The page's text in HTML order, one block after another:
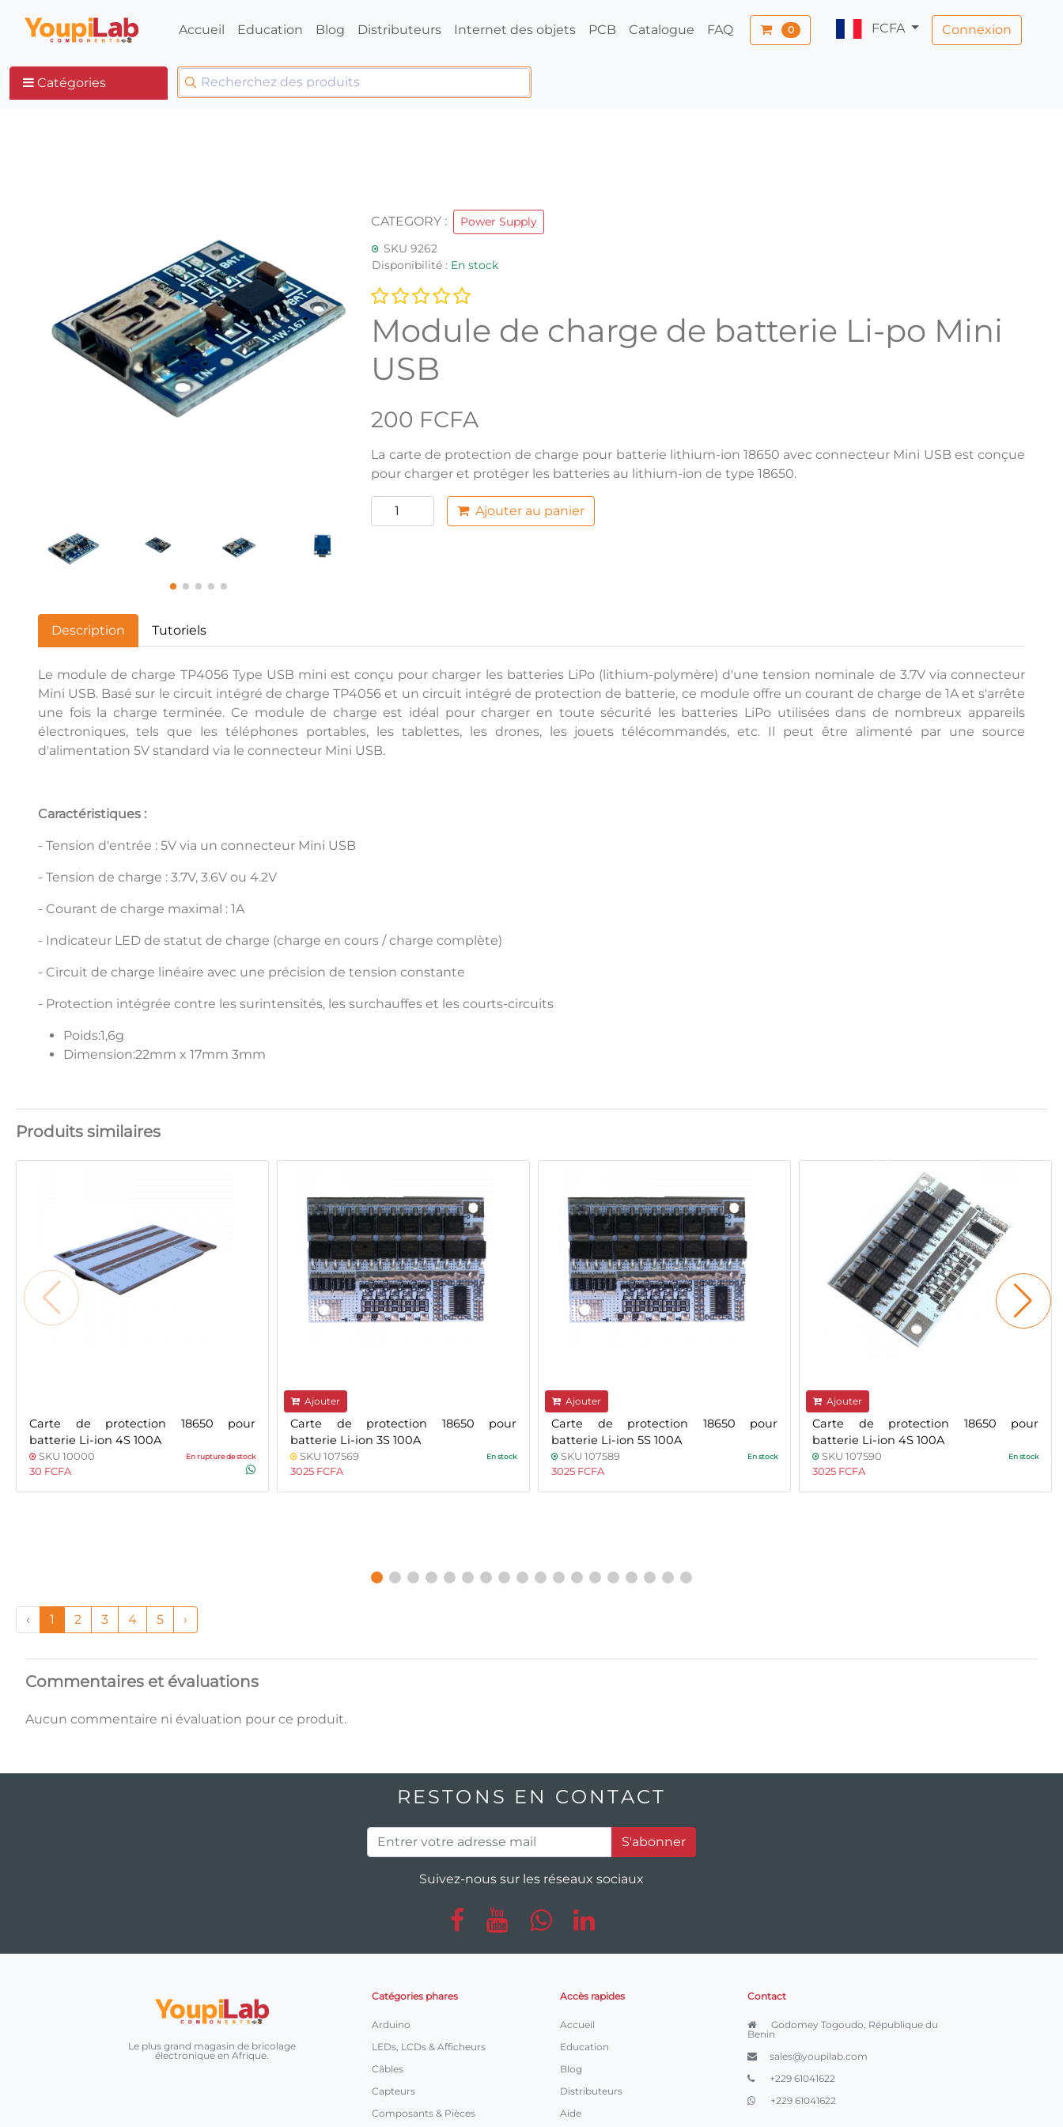
Accueil Education Blog Distributeurs Internet des objets PCB Catalogue FAQ 0 FCFA Connexion
Catégories
CATEGORY :
Power Supply
SKU 9262
Disponibilité : En stock
Module de charge de batterie Li-po Mini
USB
200 FCFA
La carte de protection de charge pour batterie lithium-ion 18650 avec connecteur Mini USB est conçue
pour charger et protéger les batteries au lithium-ion de type 18650.
Ajouter au panier
Description Tutoriels
Le module de charge TP4056 Type USB mini est conçu pour charger les batteries LiPo (lithium-polymère) d'une tension nominale de 3.7V via connecteur
Mini USB. Basé sur le circuit intégré de charge TP4056 et un circuit intégré de protection de batterie, ce module offre un courant de charge de 1A et s'arrête
une fois la charge terminée. Ce module de charge est idéal pour charger en toute sécurité les batteries LiPo utilisées dans de nombreux appareils
électroniques, tels que les téléphones portables, les tablettes, les drones, les jouets télécommandés, etc. Il peut être alimenté par une source
d'alimentation 5V standard via le connecteur Mini USB.
Caractéristiques :
- Tension d'entrée : 5V via un connecteur Mini USB
- Tension de charge : 3.7V, 3.6V ou 4.2V
- Courant de charge maximal : 1A
- Indicateur LED de statut de charge (charge en cours / charge complète)
- Circuit de charge linéaire avec une précision de tension constante
- Protection intégrée contre les surintensités, les surchauffes et les courts-circuits
Poids:1,6g
Dimension:22mm x 17mm 3mm
Produits similaires
Carte de protection 18650 pour
batterie Li-ion 4S 100A
SKU 10000 En rupture de stock
30 FCFA
Ajouter
Carte de protection 18650 pour
batterie Li-ion 3S 100A
SKU 107569 En stock
3025 FCFA
Ajouter
Carte de protection 18650 pour
batterie Li-ion 5S 100A
SKU 107589 En stock
3025 FCFA
Ajouter
Carte de protection 18650 pour
batterie Li-ion 4S 100A
SKU 107590 En stock
3025 FCFA
‹ 1 2 3 4 5 ›
Commentaires et évaluations
Aucun commentaire ni évaluation pour ce produit.
RESTONS EN CONTACT
S'abonner
Suivez-nous sur les réseaux sociaux
Le plus grand magasin de bricolage
électronique en Afrique.
Catégories phares
Arduino
LEDs, LCDs & Afficheurs
Câbles
Capteurs
Composants & Pièces
Accès rapides
Accueil
Education
Blog
Distributeurs
Aide
Contact
Godomey Togoudo, République du
Benin
sales@youpilab.com
+229 61041622
+229 61041622